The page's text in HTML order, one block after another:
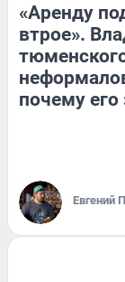
«Аренду
втрое».
почему
Евгений